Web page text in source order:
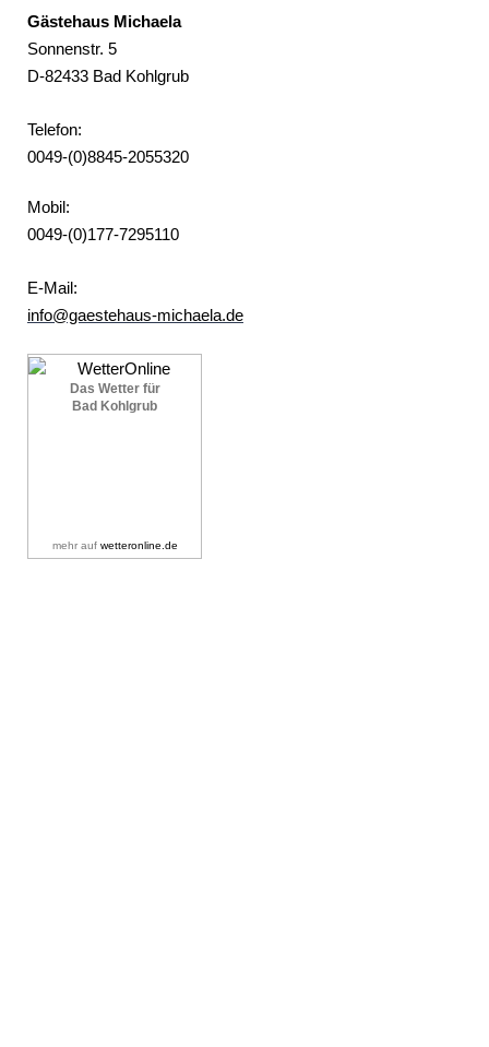
Gästehaus Michaela
Sonnenstr. 5
D-82433 Bad Kohlgrub
Telefon:
0049-(0)8845-2055320
Mobil:
0049-(0)177-7295110
E-Mail:
info@gaestehaus-michaela.de
Das Wetter für
Bad Kohlgrub
mehr auf wetteronline.de